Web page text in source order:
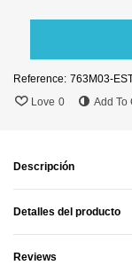
Reference: 763M03-
Love 0 Add To
Descripción
Detalles del producto
Reviews